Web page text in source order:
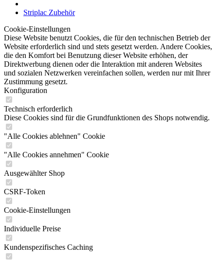
Striplac Zubehör
Cookie-Einstellungen
Diese Website benutzt Cookies, die für den technischen Betrieb der
Website erforderlich sind und stets gesetzt werden. Andere Cookies,
die den Komfort bei Benutzung dieser Website erhöhen, der
Direktwerbung dienen oder die Interaktion mit anderen Websites
und sozialen Netzwerken vereinfachen sollen, werden nur mit Ihrer
Zustimmung gesetzt.
Konfiguration
Technisch erforderlich
Diese Cookies sind für die Grundfunktionen des Shops notwendig.
"Alle Cookies ablehnen" Cookie
"Alle Cookies annehmen" Cookie
Ausgewählter Shop
CSRF-Token
Cookie-Einstellungen
Individuelle Preise
Kundenspezifisches Caching